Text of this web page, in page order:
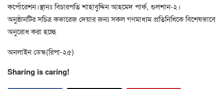
কর্পোরেশন।স্থানঃ বিচারপতি শাহাবুদ্দিন আহমেদ পার্ক, গুলশান-২।
অনুষ্ঠানটির সচিত্র কভারেজ দেয়ার জন্য সকল গণমাধ্যম প্রতিনিধিকে বিশেষভাবে
অনুরোধ করা হচ্ছে
অনলাইন ডেস্ক(রিপা-২৫)
Sharing is caring!